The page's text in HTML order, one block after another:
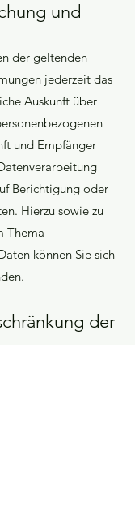
und
der geltenden
jederzeit das
Auskunft über
und Empfänger
Berichtigung oder
Hierzu sowie zu
Thema
können Sie sich
der